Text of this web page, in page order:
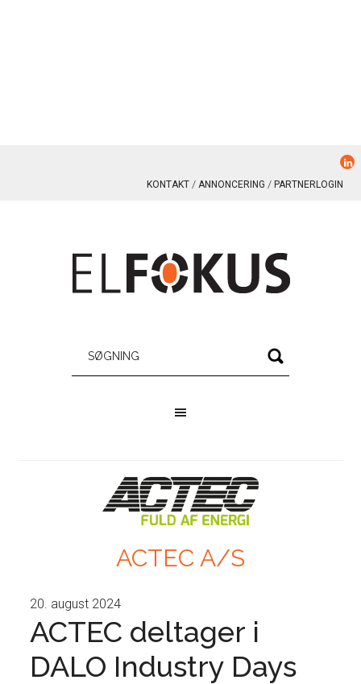
KONTAKT ANNONCERING PARTNERLOGIN
ACTEC A/S
20. august 2024
ACTEC deltager i
DALO Industry Days